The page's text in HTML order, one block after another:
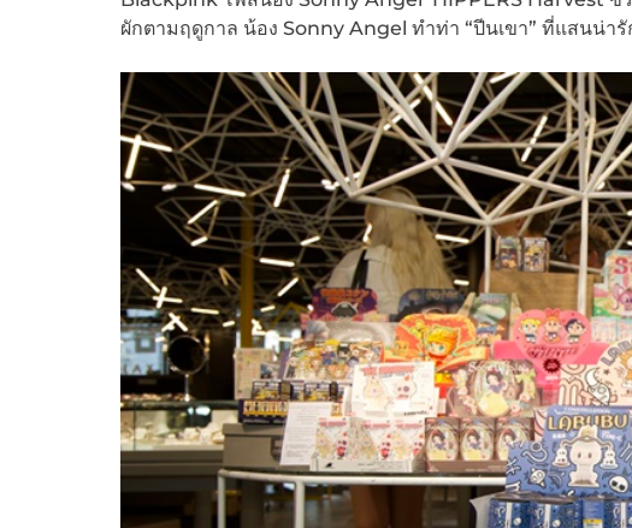
ผักตามฤดูกาล น้อง Sonny Angel ทำท่า “ปีนเขา” ที่แสนน่า